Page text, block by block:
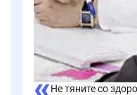
Не тяните со